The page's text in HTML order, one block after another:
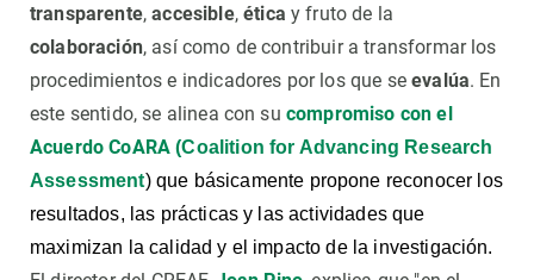
transparente,accesible,ética y fruto de la
colaboración, así como de contribuir a transformar los
procedimientos e indicadores por los que seevalúa. En
este sentido, se alinea con su compromiso con el
Acuerdo CoARA(Coalition for Advancing Research
Assessment)que básicamente propone reconocer los
resultados, las prácticas y las actividades que
maximizan la calidad y el impacto de la investigación.